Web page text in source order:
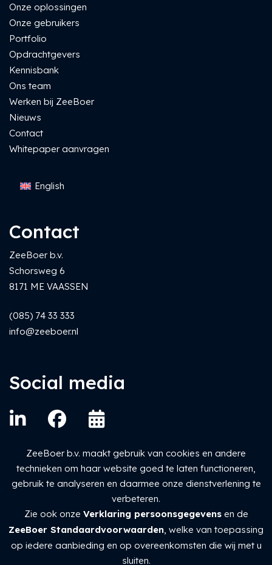
Onze oplossingen
Onze gebruikers
Portfolio
Opdrachtgevers
Kennisbank
Ons team
Werken bij ZeeBoer
Nieuws
Contact
Whitepaper aanvragen
English
Contact
ZeeBoer b.v.
Schorsweg 6
8171 ME VAASSEN
(085) 74 33 333
info@zeeboer.nl
Social media
Verklaring gegevensbescherming
ZeeBoer b.v. maakt gebruik van cookies en andere
technieken om haar website goed te laten functioneren,
gebruik te analyseren en daarmee onze dienstverlening te
verbeteren.
Zie ook onze Verklaring persoonsgegevensen de
ZeeBoer Standaardvoorwaarden, welke van toepassing
op iedere aanbieding en op overeenkomsten die wij met u
sluiten.